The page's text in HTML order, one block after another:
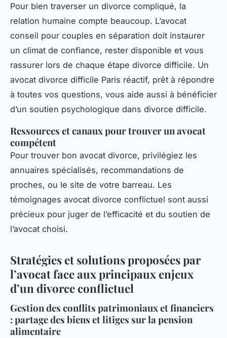
Pour bien traverser un divorce compliqué, la
relation humaine compte beaucoup. L’avocat
conseil pour couples en séparation doit instaurer
un climat de confiance, rester disponible et vous
rassurer lors de chaque étape divorce difficile. Un
avocat divorce difficile Paris réactif, prêt à répondre
à toutes vos questions, vous aide aussi à bénéficier
d’un soutien psychologique dans divorce difficile.
Ressources et canaux pour trouver un avocat
compétent
Pour trouver bon avocat divorce, privilégiez les
annuaires spécialisés, recommandations de
proches, ou le site de votre barreau. Les
témoignages avocat divorce conflictuel sont aussi
précieux pour juger de l’efficacité et du soutien de
l’avocat choisi.
Stratégies et solutions proposées par
l’avocat face aux principaux enjeux
d’un divorce conflictuel
Gestion des conflits patrimoniaux et financiers
: partage des biens et litiges sur la pension
alimentaire